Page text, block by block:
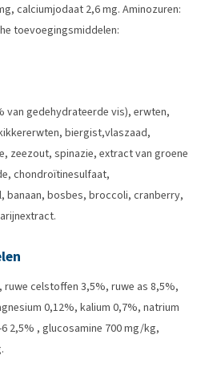
calciumjodaat 2,6 mg. Aminozuren:
toevoegingsmiddelen:
van gedehydrateerde vis), erwten,
biergist,vlaszaad,
zeezout, spinazie, extract van groene
chondroïtinesulfaat,
banaan, bosbes, broccoli, cranberry,
celstoffen 3,5%, ruwe as 8,5%,
0,12%, kalium 0,7%, natrium
2,5% , glucosamine 700 mg/kg,